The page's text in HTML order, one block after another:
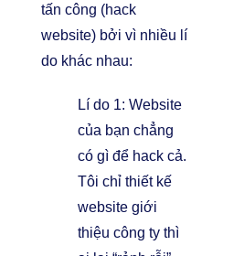
tấn công (hack
website) bởi vì nhiều lí
do khác nhau:
Lí do 1: Website
của bạn chẳng
có gì để hack cả.
Tôi chỉ thiết kế
website giới
thiệu công ty thì